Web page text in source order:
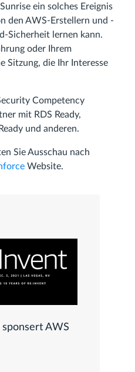
ein solches Ereignis
den AWS-Erstellern und -
Sicherheit lernen kann.
oder Ihrem
Sitzung, die Ihr Interesse
Competency
mit RDS Ready,
und anderen.
Sie Ausschau nach
Website.
AWS